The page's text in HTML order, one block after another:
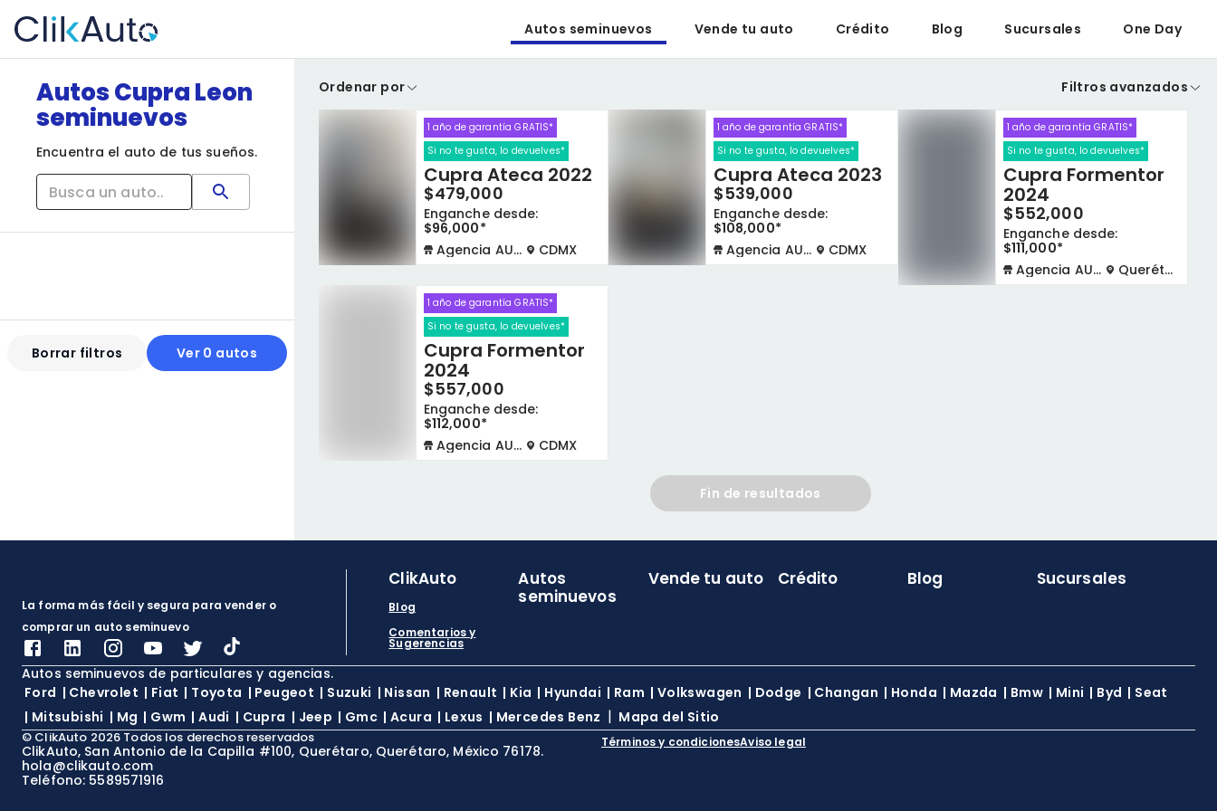
Autos seminuevos Vende tu auto Crédito Blog Sucursales One Day
Autos Cupra Leon
seminuevos
Encuentra el auto de tus sueños.
Borrar filtros Ver 0 autos
Ordenar por Filtros avanzados
1 año de garantía GRATIS*
Si no te gusta, lo devuelves*
Cupra Ateca 2022
$479,000
Enganche desde:
$96,000*
Agencia AUTOCOM
CDMX
1 año de garantía GRATIS*
Si no te gusta, lo devuelves*
Cupra Ateca 2023
$539,000
Enganche desde:
$108,000*
Agencia AUTOCOM
CDMX
1 año de garantía GRATIS*
Si no te gusta, lo devuelves*
Cupra Formentor
2024
$552,000
Enganche desde:
$111,000*
Agencia AUTOCOM
Querétaro
1 año de garantía GRATIS*
Si no te gusta, lo devuelves*
Cupra Formentor
2024
$557,000
Enganche desde:
$112,000*
Agencia AUTOCOM
CDMX
Fin de resultados
La forma más fácil y segura para vender o
comprar un auto seminuevo
ClikAuto
Blog
Comentarios y
Sugerencias
Autos
seminuevos
Vende tu auto Crédito Blog Sucursales
Autos seminuevos de particulares y agencias.
Ford | Chevrolet | Fiat | Toyota | Peugeot | Suzuki | Nissan | Renault | Kia | Hyundai | Ram | Volkswagen | Dodge | Changan | Honda | Mazda | Bmw | Mini | Byd | Seat
| Mitsubishi | Mg | Gwm |Audi | Cupra | Jeep | Gmc | Acura | Lexus | Mercedes Benz | Mapa del Sitio
© ClikAuto 2026 Todos los derechos reservados
ClikAuto, San Antonio de la Capilla #100, Querétaro, Querétaro, México 76178.
hola@clikauto.com
Teléfono: 5589571916
Términos y condicionesAviso legal